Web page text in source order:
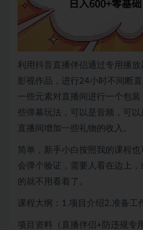
利用抖音直播伴侣通过专用播
影视作品，进行24小时不间断
一些元素对直播间进行一个包
些弹幕玩法，可以是音频，可
直播间增加一些礼物的收入。
简单，新手小白按照我的课程
会弹个验证，需要人看在边上
的就不用看着了。
课程大纲：1.项目介绍2.准备工
项目资料（直播伴侣+防违规专